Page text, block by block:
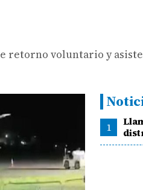
retorno voluntario y
1